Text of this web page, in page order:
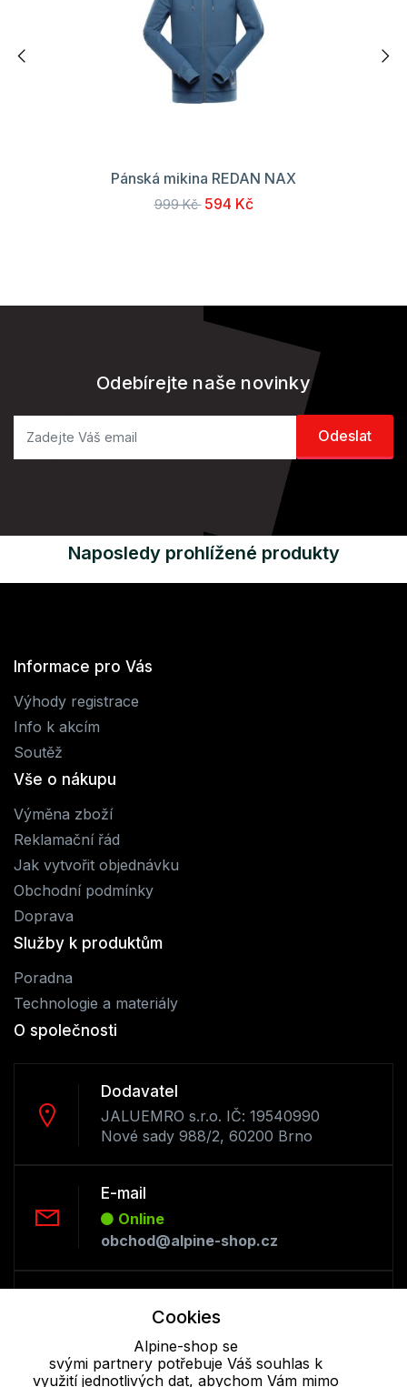
Pánská mikina REDAN NAX
999 Kč 594 Kč
Odebírejte naše novinky
Naposledy prohlížené produkty
Informace pro Vás
Výhody registrace
Info k akcím
Soutěž
Vše o nákupu
Výměna zboží
Reklamační řád
Jak vytvořit objednávku
Obchodní podmínky
Doprava
Služby k produktům
Poradna
Technologie a materiály
O společnosti
Dodavatel
JALUEMRO s.r.o. IČ: 19540990
Nové sady 988/2, 60200 Brno
E-mail
Online
obchod@alpine-shop.cz
Offline
+420 530 334 493
Cookies
Alpine-shop se
svými partnery potřebuje Váš souhlas k
využití jednotlivých dat, abychom Vám mimo